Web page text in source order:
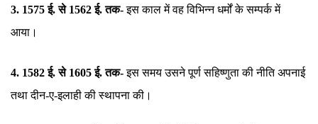
3. 1575 ई. से 1562 ई. तक-इस काल में वह विभिन्न धर्मों के सम्पर्क में
आया।
4. 1582 ई. से 1605 ई. तक-इस समय उसने पूर्ण सहिष्णुता की नीति अपनाई
तथा दीन-ए-इलाही की स्थापना की।